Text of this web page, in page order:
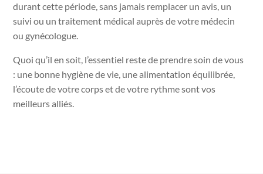
durant cette période, sans jamais remplacer un avis, un
suivi ou un traitement médical auprès de votre médecin
ou gynécologue.
Quoi qu’il en soit, l’essentiel reste de prendre soin de vous
: une bonne hygiène de vie, une alimentation équilibrée,
l’écoute de votre corps et de votre rythme sont vos
meilleurs alliés.